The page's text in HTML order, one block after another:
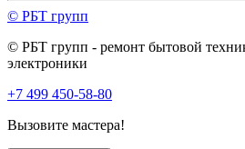
© РБТ групп
© РБТ групп - ремонт бытовой
электроники
+7 499 450-58-80
Вызовите мастера!